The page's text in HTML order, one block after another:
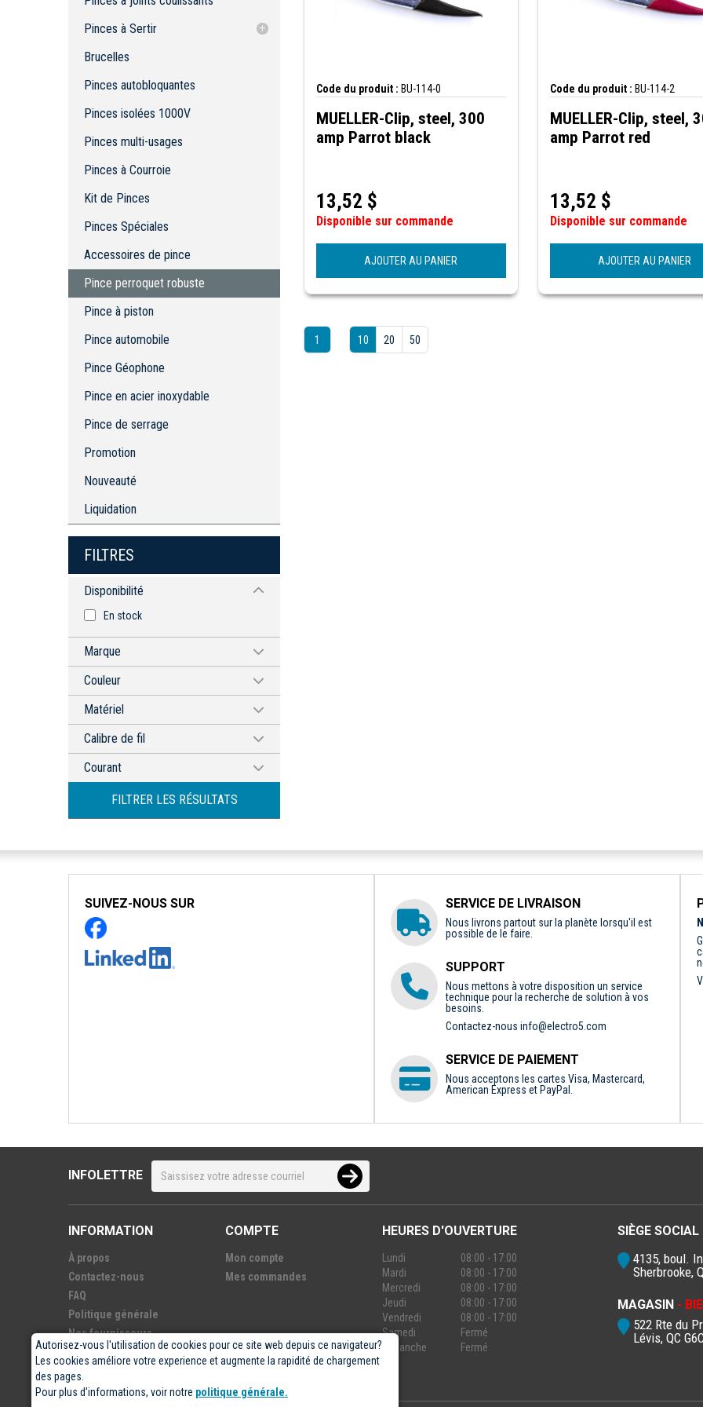
Autorisez-vous l'utilisation de cookies pour ce site web depuis ce navigateur?
Les cookies améliore votre experience et augmente la rapidité de chargement
des pages.
Pour plus d'informations, voir notre politique générale.
Pinces à bec rond
Accessoire à sertir
Brucelles
Pinces autobloquantes
Pinces à Courroie
Kit de Pinces
Accessoires de pince
Pince perroquet robuste
Pince à piston
Pince Géophone
Pince en acier inoxydable
Pince de serrage
Pinces à bec rond
Pinces à Sertir
Accessoire à sertir
Brucelles
Pinces autobloquantes
Pinces isolées 1000V
Pinces multi-usages
Pinces à Courroie
Kit de Pinces
Pinces Spéciales
Accessoires de pince
Pince perroquet robuste
Pince à piston
Pince automobile
Pince Géophone
Pince en acier inoxydable
Pince de serrage
Promotion
Nouveauté
Liquidation
FILTRES
Disponibilité
En stock
Marque
MUELLER
Couleur
Noir
Rouge
Matériel
Acier
Calibre de fil
8 AWG
Courant
300 A
FILTRER LES RÉSULTATS
Code du produit : BU-114-0
MUELLER-Clip, steel, 300
amp Parrot black
13,52 $
Disponible sur commande
AJOUTER AU PANIER
Code du produit : BU-114-2
MUELLER-Clip, steel,
amp Parrot red
13,52 $
Disponible sur commande
AJOUTER AU PANIER
1 10 20 50
SUIVEZ-NOUS SUR SERVICE DE LIVRAISON
Nous livrons partout sur la planète lorsqu'il est
possible de le faire.
SUPPORT
Nous mettons à votre disposition un service
technique pour la recherche de solution à vos
besoins.
Contactez-nous info@electro5.com
SERVICE DE PAIEMENT
Nous acceptons les cartes Visa, Mastercard,
American Express et PayPal.
INFOLETTRE
INFORMATION
À propos
Contactez-nous
FAQ
Politique générale
Nos fournisseurs
COMPTE
Mon compte
Mes commandes
HEURES D'OUVERTURE
Lundi
08:00 - 17:00
Mardi
08:00 - 17:00
Mercredi
08:00 - 17:00
Jeudi
08:00 - 17:00
Vendredi
08:00 - 17:00
Samedi
Fermé
Dimanche
Fermé
SIÈGE
4135, boul.
Sherbrooke,
MAGASIN -
522 Rte du
Lévis, QC